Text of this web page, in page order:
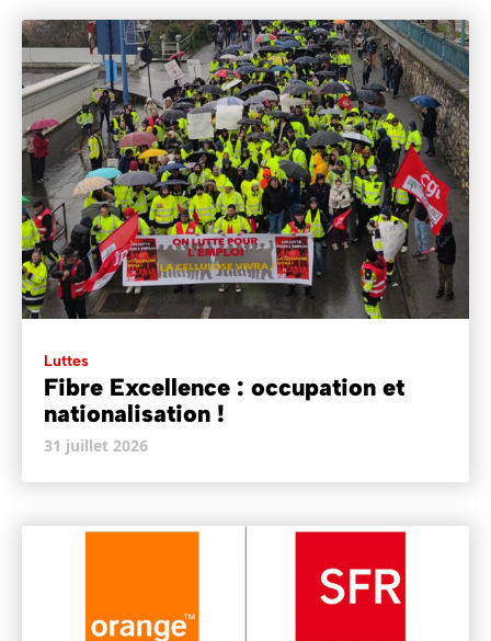
Luttes
Fibre Excellence : occupation et
nationalisation !
31 juillet 2026